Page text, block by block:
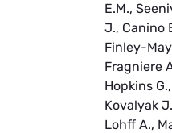
E.M.,
J., Canino
Finley-
Fragniere
Hopkins
Kovalyak
Lohff A.,